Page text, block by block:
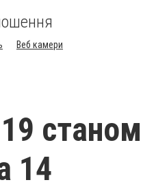
Веб камери
станом
14